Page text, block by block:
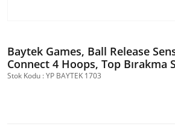
Baytek Games, Ball Release
Connect 4 Hoops, Top Bırakma
Stok Kodu : YP BAYTEK 1703